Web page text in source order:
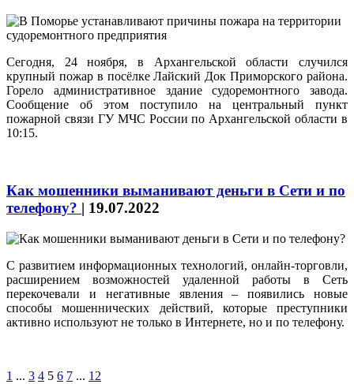
Сегодня, 24 ноября, в Архангельской области случился
крупный пожар в посёлке Лайский Док Приморского района.
Горело административное здание судоремонтного завода.
Сообщение об этом поступило на центральный пункт
пожарной связи ГУ МЧС России по Архангельской области в
10:15.
Как мошенники выманивают деньги в Сети и по
телефону? | 19.07.2022
С развитием информационных технологий, онлайн-торговли,
расширением возможностей удаленной работы в Сеть
перекочевали и негативные явления – появились новые
способы мошеннических действий, которые преступники
активно используют не только в Интернете, но и по телефону.
1 ... 3 4 5 6 7 ... 12